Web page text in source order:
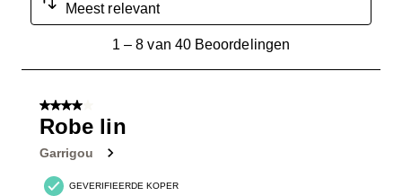
Meest relevant
van
Beoordelingen.
1 – 8 van 40 Beoordelingen
4 van 5 sterren.
Robe lin
Garrigou
GEVERIFIEERDE KOPER